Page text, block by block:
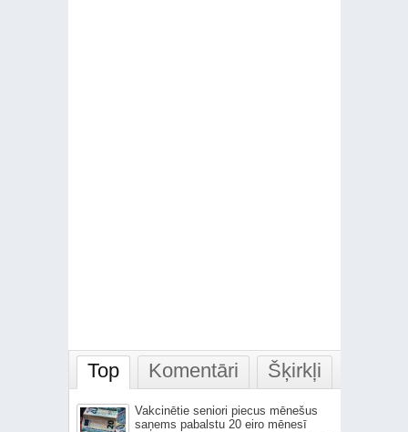
Top Komentāri Šķirkļi
Vakcinētie seniori piecus mēnešus
saņems pabalstu 20 eiro mēnesī